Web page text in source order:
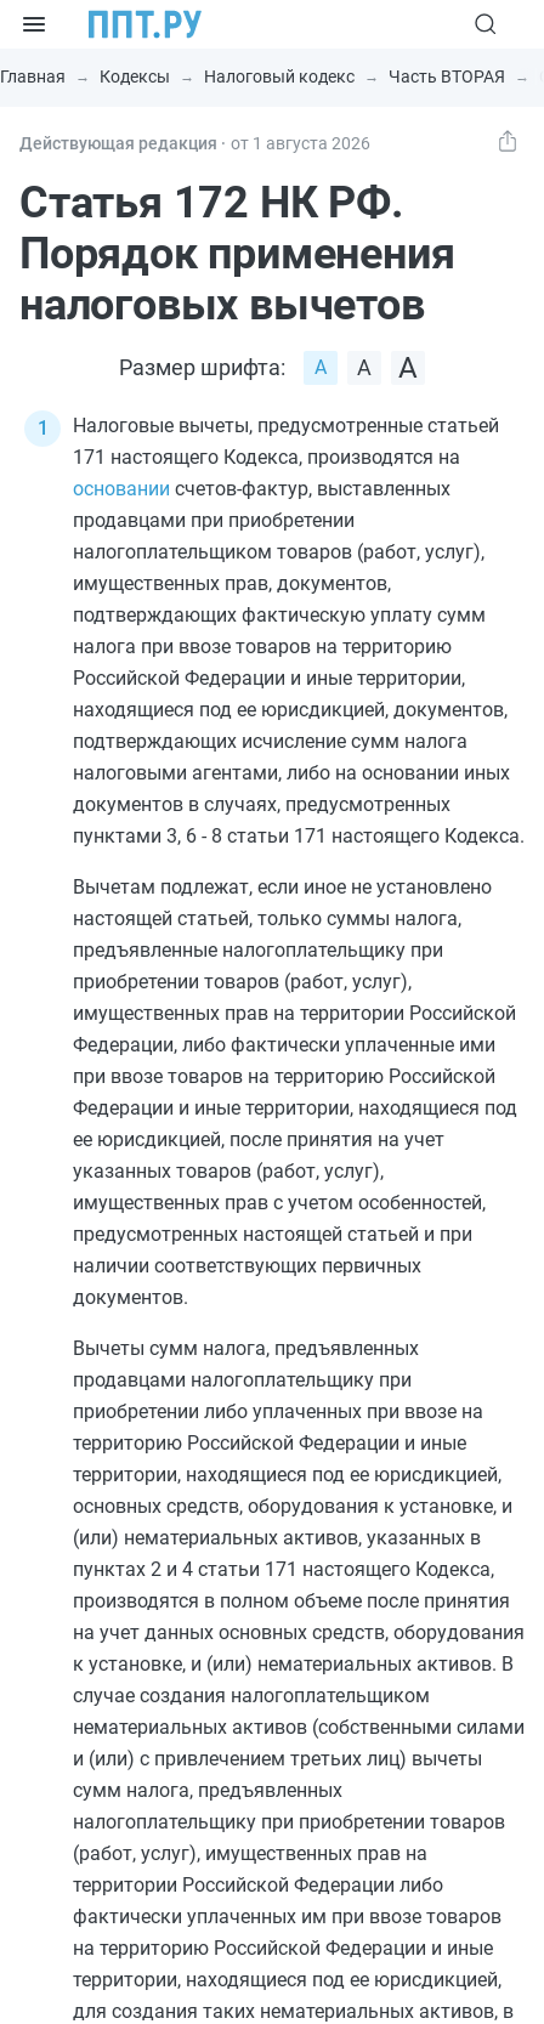
Главная Кодексы Налоговый кодекс Часть ВТОРАЯ
Действующая редакция ⸱ от 1 августа 2026
Статья 172 НК РФ.
Порядок применения
налоговых вычетов
Размер шрифта:
Налоговые вычеты, предусмотренные статьей
171 настоящего Кодекса, производятся на
основании счетов-фактур, выставленных
продавцами при приобретении
налогоплательщиком товаров (работ, услуг),
имущественных прав, документов,
подтверждающих фактическую уплату сумм
налога при ввозе товаров на территорию
Российской Федерации и иные территории,
находящиеся под ее юрисдикцией, документов,
подтверждающих исчисление сумм налога
налоговыми агентами, либо на основании иных
документов в случаях, предусмотренных
пунктами 3, 6 - 8 статьи 171 настоящего Кодекса.
Вычетам подлежат, если иное не установлено
настоящей статьей, только суммы налога,
предъявленные налогоплательщику при
приобретении товаров (работ, услуг),
имущественных прав на территории Российской
Федерации, либо фактически уплаченные ими
при ввозе товаров на территорию Российской
Федерации и иные территории, находящиеся под
ее юрисдикцией, после принятия на учет
указанных товаров (работ, услуг),
имущественных прав с учетом особенностей,
предусмотренных настоящей статьей и при
наличии соответствующих первичных
документов.
Вычеты сумм налога, предъявленных
продавцами налогоплательщику при
приобретении либо уплаченных при ввозе на
территорию Российской Федерации и иные
территории, находящиеся под ее юрисдикцией,
основных средств, оборудования к установке, и
(или) нематериальных активов, указанных в
пунктах 2 и 4 статьи 171 настоящего Кодекса,
производятся в полном объеме после принятия
на учет данных основных средств, оборудования
к установке, и (или) нематериальных активов. В
случае создания налогоплательщиком
нематериальных активов (собственными силами
и (или) с привлечением третьих лиц) вычеты
сумм налога, предъявленных
налогоплательщику при приобретении товаров
(работ, услуг), имущественных прав на
территории Российской Федерации либо
фактически уплаченных им при ввозе товаров
на территорию Российской Федерации и иные
территории, находящиеся под ее юрисдикцией,
для создания таких нематериальных активов, в